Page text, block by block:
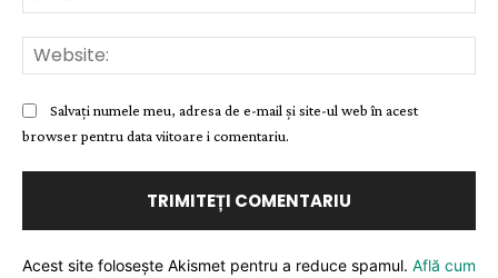
Salvați numele meu, adresa de e-mail și site-ul web în acest
browser pentru data viitoare i comentariu.
Acest site folosește Akismet pentru a reduce spamul. Află cum